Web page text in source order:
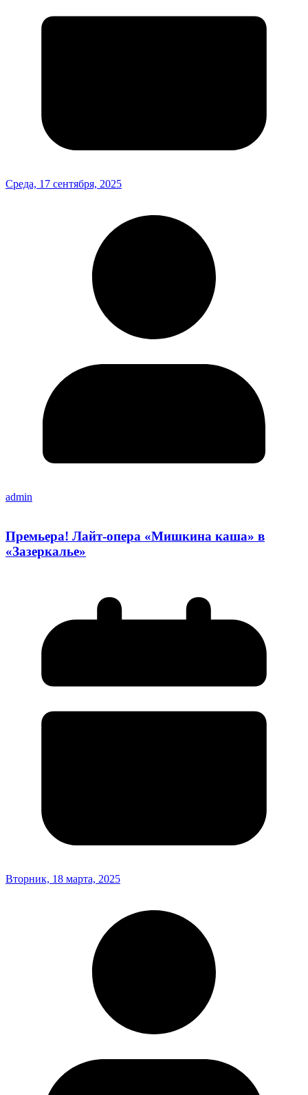
Среда, 17 сентября, 2025
admin
Премьера! Лайт-опера «Мишкина каша» в
«Зазеркалье»
Вторник, 18 марта, 2025